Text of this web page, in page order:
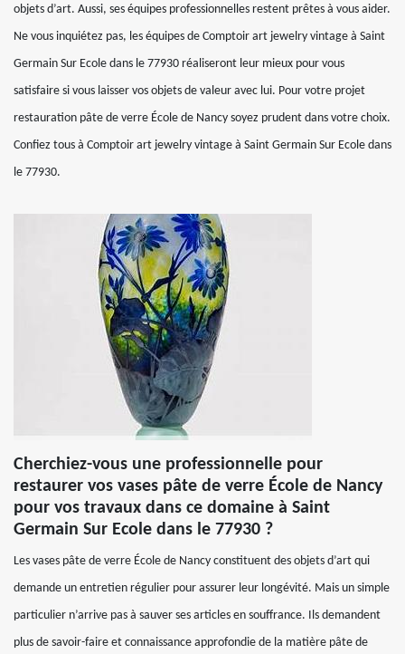
objets d’art. Aussi, ses équipes professionnelles restent prêtes à vous aider.
Ne vous inquiétez pas, les équipes de Comptoir art jewelry vintage à Saint
Germain Sur Ecole dans le 77930 réaliseront leur mieux pour vous
satisfaire si vous laisser vos objets de valeur avec lui. Pour votre projet
restauration pâte de verre École de Nancy soyez prudent dans votre choix.
Confiez tous à Comptoir art jewelry vintage à Saint Germain Sur Ecole dans
le 77930.
Cherchiez-vous une professionnelle pour
restaurer vos vases pâte de verre École de Nancy
pour vos travaux dans ce domaine à Saint
Germain Sur Ecole dans le 77930 ?
Les vases pâte de verre École de Nancy constituent des objets d’art qui
demande un entretien régulier pour assurer leur longévité. Mais un simple
particulier n’arrive pas à sauver ses articles en souffrance. Ils demandent
plus de savoir-faire et connaissance approfondie de la matière pâte de